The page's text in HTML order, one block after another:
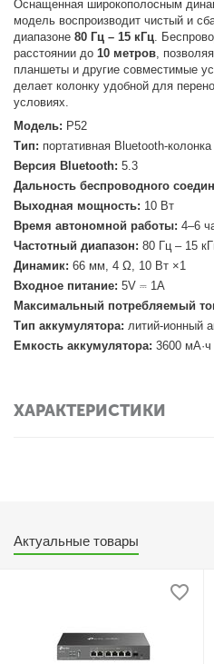
Оснащенная широкополосным
модель воспроизводит чистый и
диапазоне80 Гц – 15 кГц.
расстоянии до10 метров,
планшеты и другие совместимые
делает колонку удобной для
условиях.
Модель: P52
Тип: портативная Bluetooth-колонка
Версия Bluetooth: 5.3
Дальность беспроводного
Выходная мощность: 10 Вт
Время автономной работы: 4–6
Частотный диапазон: 80 Гц – 15
Динамик: 66 мм, 4 Ω, 10 Вт ×1
Входное питание: 5V ⎓ 1A
Максимальный потребляемый
Тип аккумулятора: литий-ионный
Емкость аккумулятора: 3600 мА·ч
ХАРАКТЕРИСТИКИ
Актуальные товары